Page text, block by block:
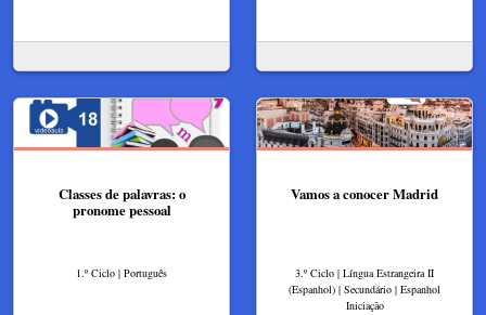
Classes de palavras: o
pronome pessoal
1.º Ciclo | Português
Vamos a conocer Madrid
3.º Ciclo | Língua Estrangeira II
(Espanhol) | Secundário | Espanhol
Iniciação